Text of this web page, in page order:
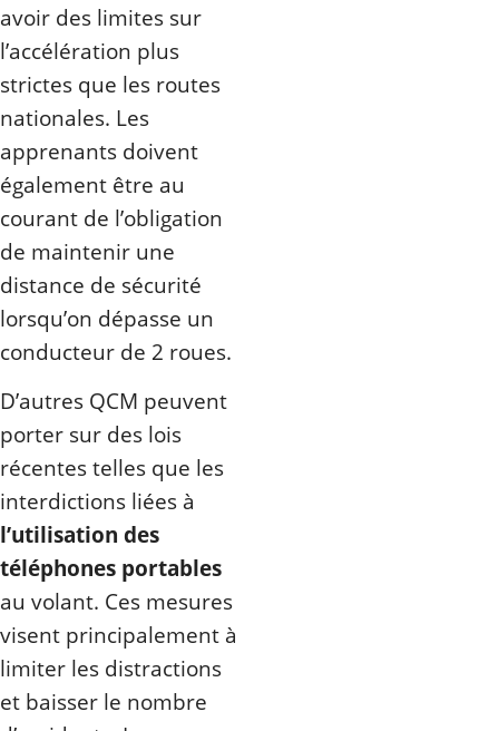
avoir des limites sur
l’accélération plus
strictes que les routes
nationales. Les
apprenants doivent
également être au
courant de l’obligation
de maintenir une
distance de sécurité
lorsqu’on dépasse un
conducteur de 2 roues.
D’autres QCM peuvent
porter sur des lois
récentes telles que les
interdictions liées à
l’utilisation des
téléphones portables
au volant. Ces mesures
visent principalement à
limiter les distractions
et baisser le nombre